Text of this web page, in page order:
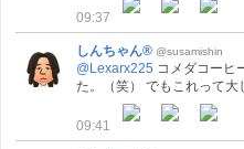
09:37
しんちゃん® @susamishin
@Lexarx225 コメダコーヒ
た。（笑） でもこれって大
09:41